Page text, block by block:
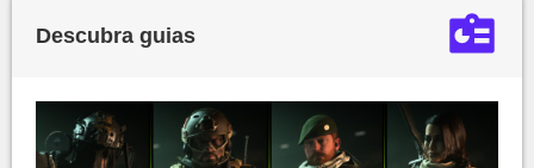
Descubra guias